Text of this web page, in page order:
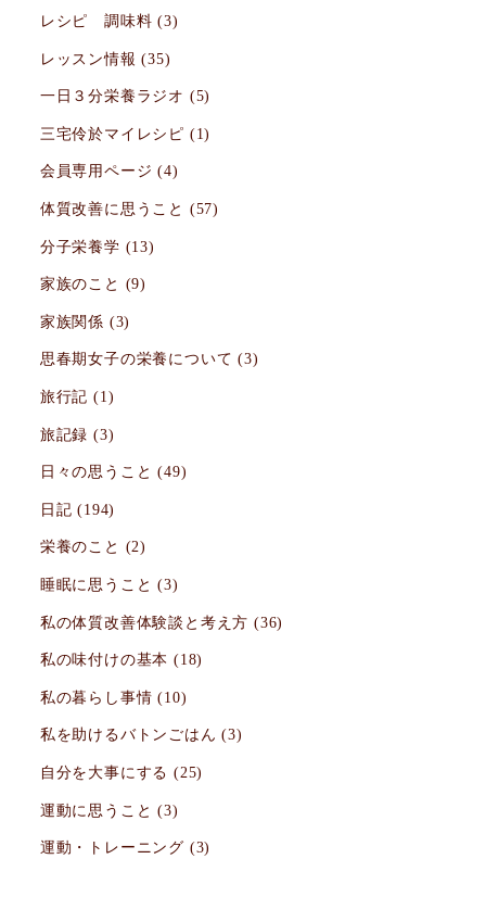
レシピ 調味料 (3)
レッスン情報 (35)
一日３分栄養ラジオ (5)
三宅伶於マイレシピ (1)
会員専用ページ (4)
体質改善に思うこと (57)
分子栄養学 (13)
家族のこと (9)
家族関係 (3)
思春期女子の栄養について (3)
旅行記 (1)
旅記録 (3)
日々の思うこと (49)
日記 (194)
栄養のこと (2)
睡眠に思うこと (3)
私の体質改善体験談と考え方 (36)
私の味付けの基本 (18)
私の暮らし事情 (10)
私を助けるバトンごはん (3)
自分を大事にする (25)
運動に思うこと (3)
運動・トレーニング (3)